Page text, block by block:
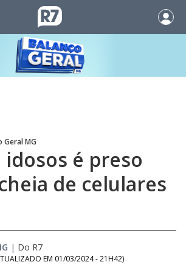
Geral MG
idosos é preso
de celulares
| Do R7
EM 01/03/2024 - 21H42)